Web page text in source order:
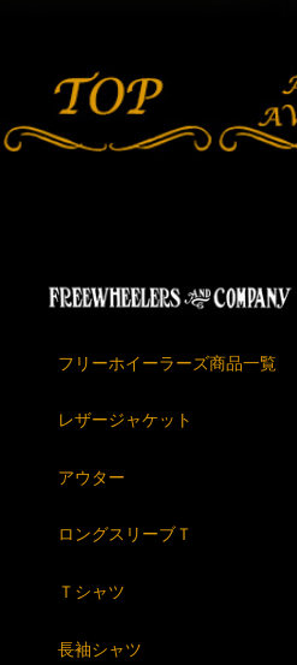
フリーホイーラーズ商品一覧
レザージャケット
アウター
ロングスリーブＴ
Ｔシャツ
長袖シャツ